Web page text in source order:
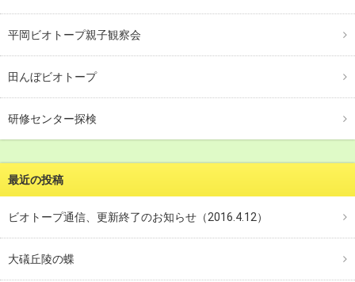
平岡ビオトープ親子観察会
田んぼビオトープ
研修センター探検
最近の投稿
ビオトープ通信、更新終了のお知らせ（2016.4.12）
大礒丘陵の蝶